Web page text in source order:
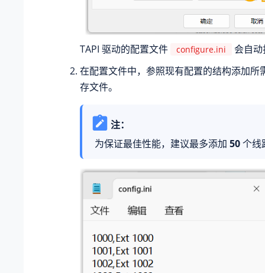
TAPI 驱动的配置文件 configure.ini
会自
在配置文件中，参照现有配置的结构添加所
存文件。
注：
为保证最佳性能，建议最多添加 50个线